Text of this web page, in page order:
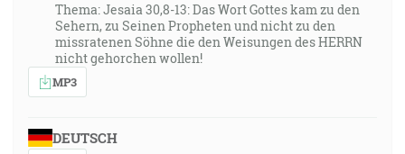
Thema: Jesaia 30,8-13: Das Wort Gottes kam zu den
Sehern, zu Seinen Propheten und nicht zu den
missratenen Söhne die den Weisungen des HERRN
nicht gehorchen wollen!
MP3
DEUTSCH